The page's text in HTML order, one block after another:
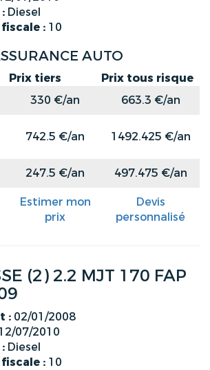
Diesel
: 10
AUTO
Prix tiers
Prix tous risque
330 €/an
663.3 €/an
742.5 €/an 1492.425 €/an
247.5 €/an 497.475 €/an
Estimer mon
prix
Devis
personnalisé
(2) 2.2 MJT 170 FAP
: 02/01/2008
07/2010
Diesel
: 10